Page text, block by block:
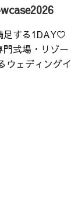
足する1DAY♡
式場・リゾー
ウェディングイ